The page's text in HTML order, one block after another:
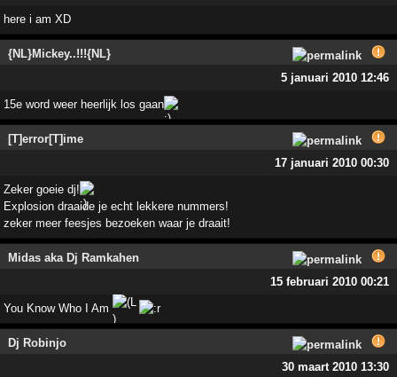
here i am XD
{NL}Mickey..!!!{NL}
5 januari 2010 12:46
15e word weer heerlijk los gaan
[T]error[T]ime
17 januari 2010 00:30
Zeker goeie dj!
Explosion draaide je echt lekkere nummers!
zeker meer feesjes bezoeken waar je draait!
Midas aka Dj Ramkahen
15 februari 2010 00:21
You Know Who I Am
Dj Robinjo
30 maart 2010 13:30